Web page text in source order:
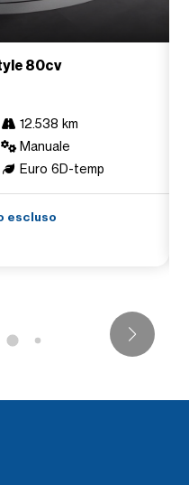
80cv
12.538 km
Manuale
Euro 6D-temp
escluso